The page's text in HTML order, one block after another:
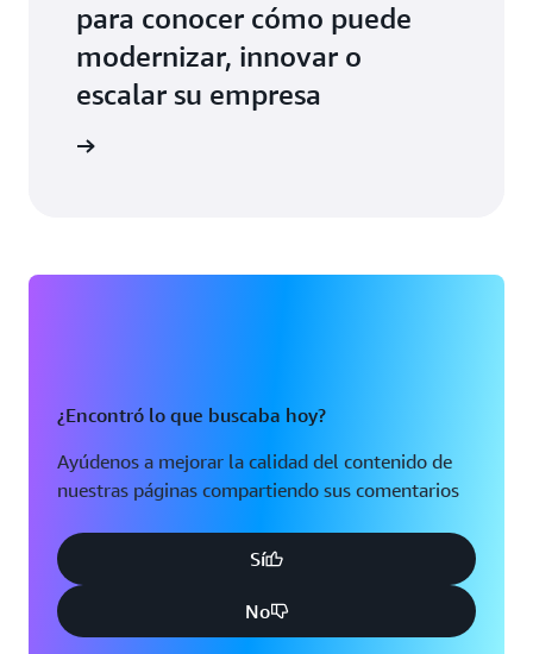
para conocer cómo puede
modernizar, innovar o
escalar su empresa
¿Encontró lo que buscaba hoy?
Ayúdenos a mejorar la calidad del contenido de
nuestras páginas compartiendo sus comentarios
Sí
No